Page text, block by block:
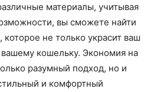
материалы, учитывая
вы сможете найти
не только украсит ваш
кошельку. Экономия на
разумный подход, но и
и комфортный